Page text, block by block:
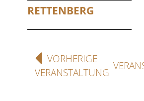
RETTENBERG
VORHERIGE
VERANSTALTUNG